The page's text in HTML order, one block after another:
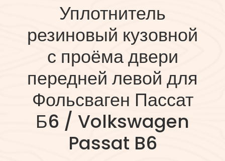
Уплотнитель
резиновый кузовной
с проёма двери
передней левой для
Фольсваген Пассат
Б6 / Volkswagen
Passat B6